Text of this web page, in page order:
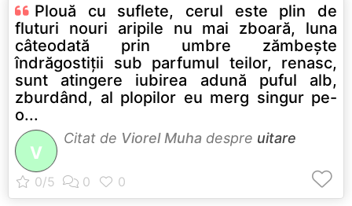
Plouă cu suflete, cerul este plin de
fluturi nouri aripile nu mai zboară, luna
câteodată prin umbre zămbeşte
îndrăgostiţii sub parfumul teilor, renasc,
sunt atingere iubirea adună puful alb,
zburdând, al plopilor eu merg singur pe-
o...
V
Citat de Viorel Muha despre uitare